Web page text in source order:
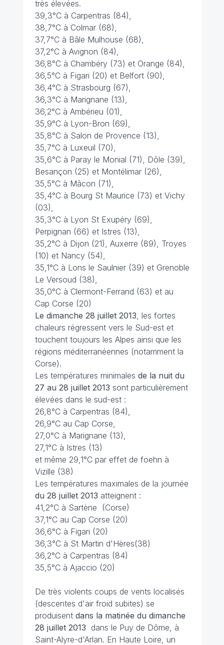
très élevées.
39,3°C à Carpentras (84),
38,7°C à Colmar (68),
37,7°C à Bâle Mulhouse (68),
37,2°C à Avignon (84),
36,8°C à Chambéry (73) et Orange (84),
36,5°C à Figari (20) et Belfort (90),
36,4°C à Strasbourg (67),
36,3°C à Marignane (13),
36,2°C à Ambérieu (01),
35,9°C à Lyon-Bron (69),
35,8°C à Salon de Provence (13),
35,7°C à Luxeuil (70),
35,6°C à Paray le Monial (71), Dôle (39),
Besançon (25) et Montélimar (26),
35,5°C à Mâcon (71),
35,4°C à Bourg St Maurice (73) et Vichy
(03),
35,3°C à Lyon St Exupéry (69),
Perpignan (66) et Istres (13),
35,2°C à Dijon (21), Auxerre (89), Troyes
(10) et Nancy (54),
35,1°C à Lons le Saulnier (39) et Grenoble
Le Versoud (38),
35,0°C à Clermont-Ferrand (63) et au
Cap Corse (20)
Le dimanche 28 juillet 2013, les fortes
chaleurs régressent vers le Sud-est et
touchent toujours les Alpes ainsi que les
régions méditerranéennes (notamment la
Corse).
Les températures minimales de la nuit du
27 au 28 juillet 2013 sont particulièrement
élevées dans le sud-est :
26,8°C à Carpentras (84),
26,9°C au Cap Corse,
27,0°C à Marignane (13),
27,1°C à Istres (13)
et même 29,1°C par effet de foehn à
Vizille (38)
Les températures maximales de la journée
du 28 juillet 2013 atteignent :
41,2°C à Sartène (Corse)
37,1°C au Cap Corse (20)
36,6°C à Figari (20)
36,3°C à St Martin d'Hères(38)
36,2°C à Carpentras (84)
35,5°C à Ajaccio (20)
De très violents coups de vents localisés
(descentes d'air froid subites) se
produisent dans la matinée du dimanche
28 juillet 2013 dans le Puy de Dôme, à
Saint-Alyre-d'Arlan. En Haute Loire, un